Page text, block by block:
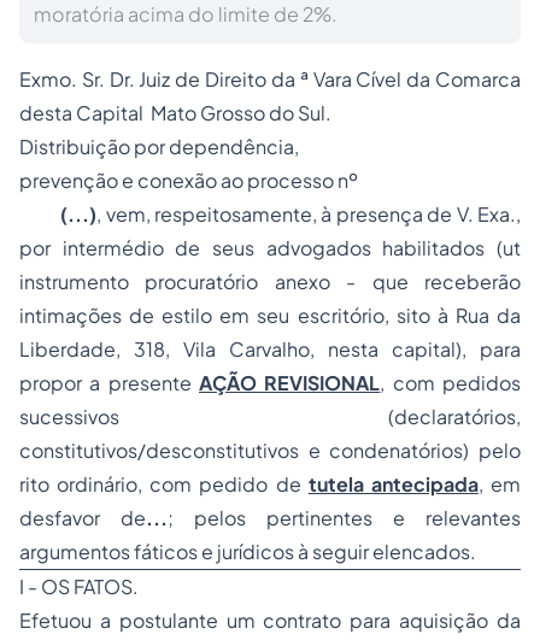
moratória acima do limite de 2%.
Exmo. Sr. Dr. Juiz de Direito da ª Vara Cível da Comarca
desta Capital  Mato Grosso do Sul.
Distribuição por dependência,
prevenção e conexão aoprocessonº
(...), vem, respeitosamente, à presença de V. Exa.,
por intermédio de seus advogados habilitados (ut
instrumento procuratório anexo - que receberão
intimações de estilo em seu escritório, sito à Rua da
Liberdade, 318, Vila Carvalho, nesta capital), para
propor a presente AÇÃO REVISIONAL, com pedidos
sucessivos (declaratórios,
constitutivos/desconstitutivos e condenatórios) pelo
rito ordinário, com pedido de tutela antecipada, em
desfavor de...; pelos pertinentes e relevantes
argumentos fáticos e jurídicos à seguir elencados.
I - OS FATOS.
Efetuou a postulante um contrato para aquisição da